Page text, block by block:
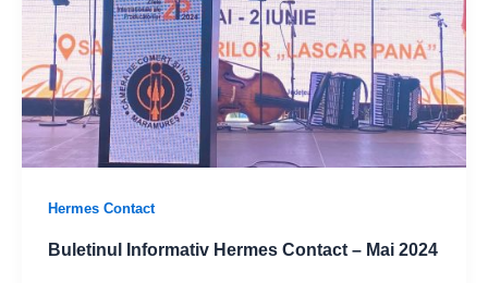
Hermes Contact
Buletinul Informativ Hermes Contact – Mai 2024